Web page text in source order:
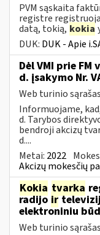
PVM sąskaita
registre
datą, tokią, kokia
DUK: DUK - Apie
Dėl VMI prie
d. įsakymo Nr.
Web turinio sąrašas
Informuojame,
d. Tarybos
bendroji akcizų
d....
Metai: 2022
Akcizų mokesčių
Kokia tvarka
radijo ir
elektroniniu
Web turinio sąrašas